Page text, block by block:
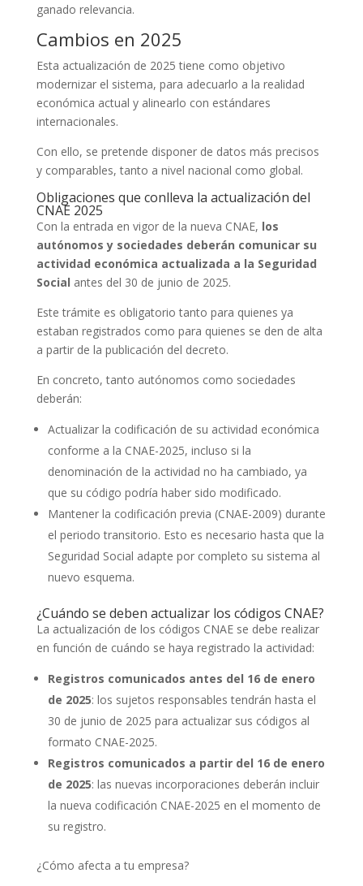
ganado relevancia.
Cambios en 2025
Esta actualización de 2025 tiene como objetivo
modernizar el sistema, para adecuarlo a la realidad
económica actual y alinearlo con estándares
internacionales.
Con ello, se pretende disponer de datos más precisos
y comparables, tanto a nivel nacional como global.
Obligaciones que conlleva la actualización del
CNAE 2025
Con la entrada en vigor de la nueva CNAE, los
autónomos y sociedades deberán comunicar su
actividad económica actualizada a la Seguridad
Social antes del 30 de junio de 2025.
Este trámite es obligatorio tanto para quienes ya
estaban registrados como para quienes se den de alta
a partir de la publicación del decreto.
En concreto, tanto autónomos como sociedades
deberán:
Actualizar la codificación de su actividad económica
conforme a la CNAE-2025, incluso si la
denominación de la actividad no ha cambiado, ya
que su código podría haber sido modificado.
Mantener la codificación previa (CNAE-2009) durante
el periodo transitorio. Esto es necesario hasta que la
Seguridad Social adapte por completo su sistema al
nuevo esquema.
¿Cuándo se deben actualizar los códigos CNAE?
La actualización de los códigos CNAE se debe realizar
en función de cuándo se haya registrado la actividad:
Registros comunicados antes del 16 de enero
de 2025: los sujetos responsables tendrán hasta el
30 de junio de 2025 para actualizar sus códigos al
formato CNAE-2025.
Registros comunicados a partir del 16 de enero
de 2025: las nuevas incorporaciones deberán incluir
la nueva codificación CNAE-2025 en el momento de
su registro.
¿Cómo afecta a tu empresa?